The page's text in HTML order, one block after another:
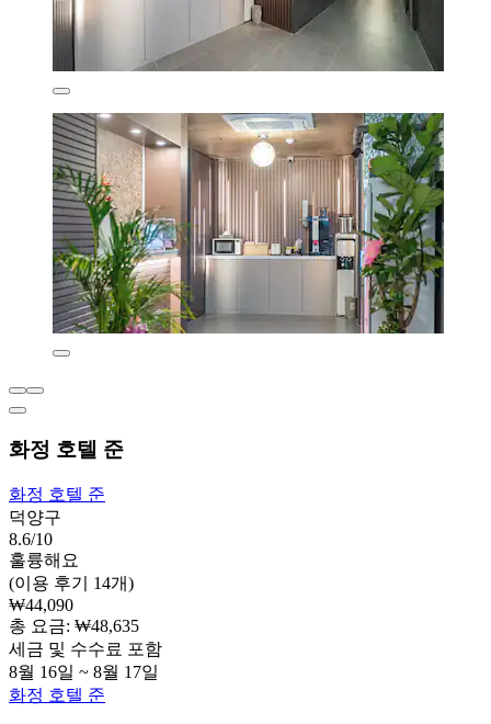
화정 호텔 준
화정 호텔 준
덕양구
8.6/10
훌륭해요
(이용 후기 14개)
₩44,090
총 요금: ₩48,635
세금 및 수수료 포함
8월 16일 ~ 8월 17일
화정 호텔 준